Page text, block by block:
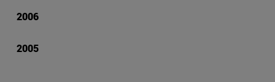
2006
2005